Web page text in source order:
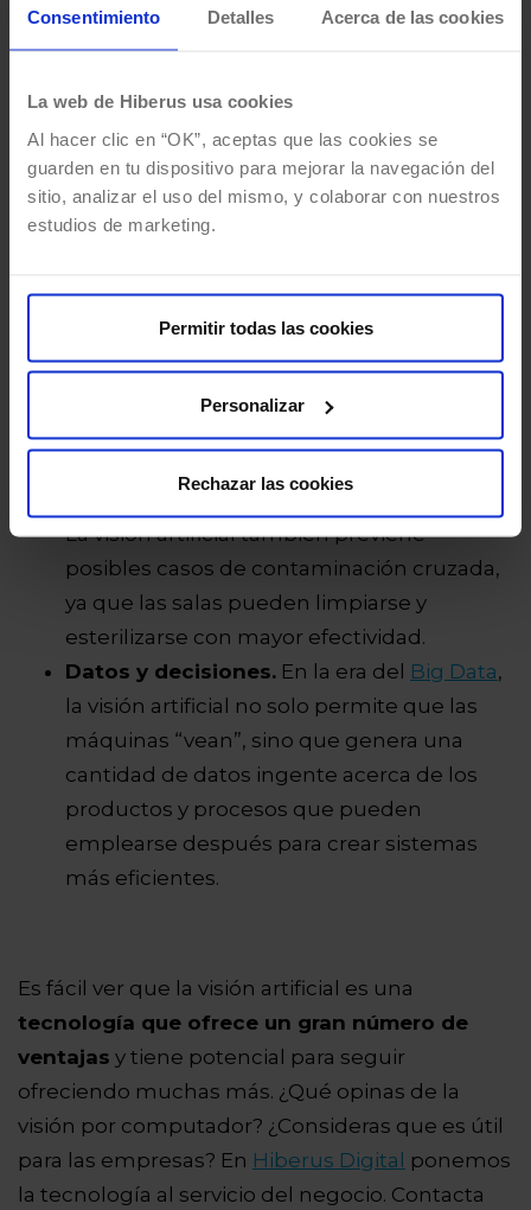
Consentimiento Detalles Acerca de las cookies
La web de Hiberus usa cookies
Al hacer clic en “OK”, aceptas que las cookies se
guarden en tu dispositivo para mejorar la navegación del
sitio, analizar el uso del mismo, y colaborar con nuestros
estudios de marketing.
Permitir todas las cookies
Personalizar
Rechazar las cookies
más cerca. Así, es capaz de modificar la
óptica de la cámara y aumentando o
mucho más detalle, incluso a grandes
distancias.
Mejor seguridad.
peligrosos por involucrar maquinaria
pesada o peligrosa. Una menor presencia
humana en dichos entornos supone
menos posibilidad de sufrir accidentes.
La visión artificial también previene
posibles casos de contaminación cruzada,
ya que las salas pueden limpiarse y
esterilizarse con mayor efectividad.
Datos y decisiones. En la era del Big Data,
la visión artificial no solo permite que las
máquinas “vean”, sino que genera una
cantidad de datos ingente acerca de los
productos y procesos que pueden
emplearse después para crear sistemas
más eficientes.
Es fácil ver que la visión artificial es una
tecnología que ofrece un gran número de
ventajas y tiene potencial para seguir
ofreciendo muchas más. ¿Qué opinas de la
visión por computador? ¿Consideras que es útil
para las empresas? En Hiberus Digital ponemos
la tecnología al servicio del negocio. Contacta